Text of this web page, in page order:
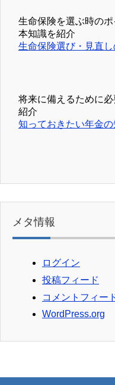
生命保険を選ぶ時の
本知識を紹介
生命保険選び・見直
将来に備えるために
紹介
知っておきたい年金
メタ情報
ログイン
投稿フィード
コメントフィー
WordPress.org